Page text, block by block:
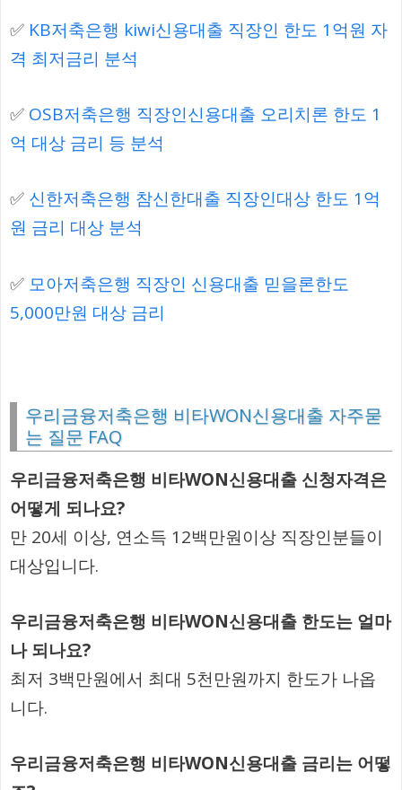
✅ KB저축은행 kiwi신용대출 직장인 한도 1억원 자
격 최저금리 분석
✅ OSB저축은행 직장인신용대출 오리치론 한도 1
억 대상 금리 등 분석
✅ 신한저축은행 참신한대출 직장인대상 한도 1억
원 금리 대상 분석
✅ 모아저축은행 직장인 신용대출 믿을론한도
5,000만원 대상 금리
우리금융저축은행 비타WON신용대출 자주묻
는 질문 FAQ
우리금융저축은행 비타WON신용대출 신청자격은
어떻게 되나요?
만 20세 이상, 연소득 12백만원이상 직장인분들이
대상입니다.
우리금융저축은행 비타WON신용대출 한도는 얼마
나 되나요?
최저 3백만원에서 최대 5천만원까지 한도가 나옵
니다.
우리금융저축은행 비타WON신용대출 금리는 어떻